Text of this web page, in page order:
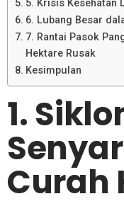
5. Krisis Kesehatan
6. Lubang Besar
7. Rantai Pasok
Hektare Rusak
Kesimpulan
1.
Curah